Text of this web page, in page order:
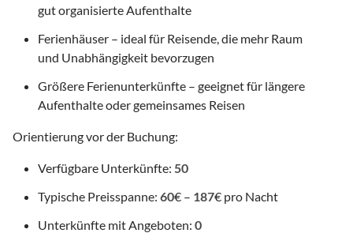
gut organisierte Aufenthalte
Ferienhäuser – ideal für Reisende, die mehr Raum
und Unabhängigkeit bevorzugen
Größere Ferienunterkünfte – geeignet für längere
Aufenthalte oder gemeinsames Reisen
Orientierung vor der Buchung:
Verfügbare Unterkünfte: 50
Typische Preisspanne: 60€ – 187€ pro Nacht
Unterkünfte mit Angeboten: 0